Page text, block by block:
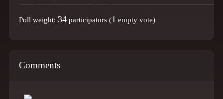
Poll weight: 34 participators (1 empty vote)
Comments